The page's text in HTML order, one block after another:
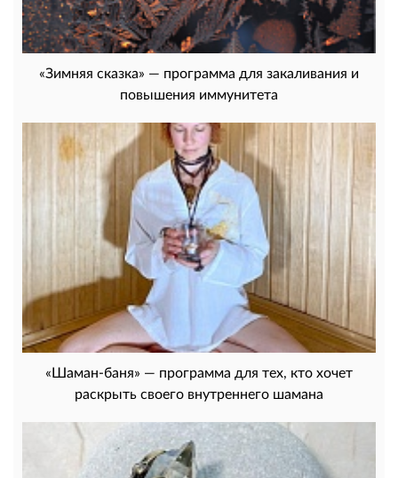
«Зимняя сказка» — программа для закаливания и
повышения иммунитета
«Шаман-баня» — программа для тех, кто хочет
раскрыть своего внутреннего шамана